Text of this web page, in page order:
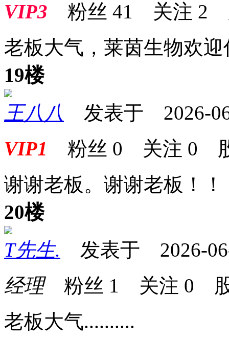
VIP3 粉丝 41 关注 2
老板大气，莱茵生物欢
19楼
王八八
发表于 2026-
VIP1 粉丝 0 关注 0
谢谢老板。谢谢老板！！
20楼
T先生. 发表于 2026-
经理粉丝 1 关注 0
老板大气..........